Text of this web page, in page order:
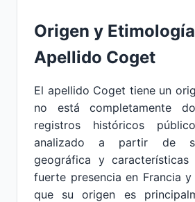
Origen y
Apellido Coget
El apellido Coget tiene un
no está completamente
registros históricos
analizado a partir de
geográfica y características
fuerte presencia en Francia
que su origen es